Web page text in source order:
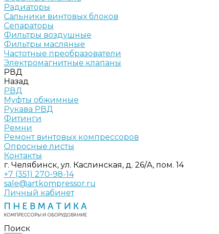
Радиаторы
Сальники винтовых блоков
Сепараторы
Фильтры воздушные
Фильтры масляные
Частотные преобразователи
Электромагнитные клапаны
РВД
Назад
РВД
Муфты обжимные
Рукава РВД
Фитинги
Ремни
Ремонт винтовых компрессоров
Опросные листы
Контакты
г. Челябинск, ул. Каслинская, д. 26/А, пом. 14
+7 (351) 270-98-14
sale@artkompressor.ru
Личный кабинет
Поиск